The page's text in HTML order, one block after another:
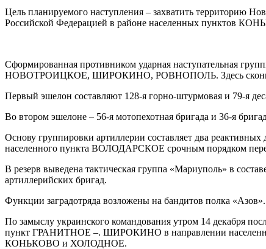
Цель планируемого наступления – захватить территорию
Российской Федерацией в районе населенных пунктов
Сформированная противником ударная наступательная
НОВОТРОИЦКОЕ, ШИРОКИНО, РОВНОПОЛЬ. Здесь
Первый эшелон составляют 128-я горно-штурмовая и 79-я
Во втором эшелоне – 56-я мотопехотная бригада и 36-я
Основу группировки артиллерии составляет два
населенного пункта ВОЛОДАРСКОЕ срочным порядком
В резерв выведена тактическая группа «Мариуполь» в
артиллерийских бригад.
Функции заградотряда возложены на бандитов полка «Азов».
По замыслу украинского командования утром 14 декабря
пункт ГРАНИТНОЕ –. ШИРОКИНО в направлении
КОНЬКОВО и ХОЛОДНОЕ.